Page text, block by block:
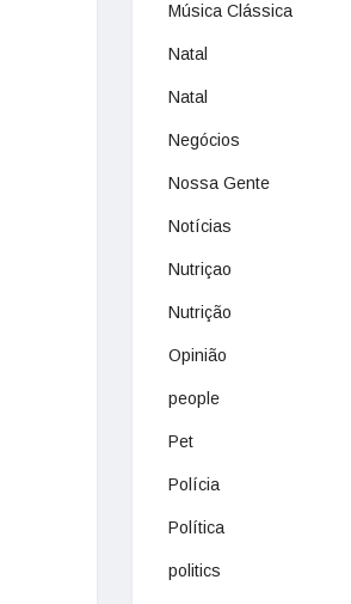
Música Clássica
Natal
Natal
Negócios
Nossa Gente
Notícias
Nutriçao
Nutrição
Opinião
people
Pet
Polícia
Política
politics